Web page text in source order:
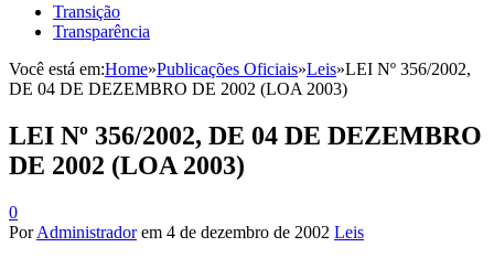
Transição
Transparência
Você está em:Home»Publicações Oficiais»Leis»LEI Nº 356/2002,
DE 04 DE DEZEMBRO DE 2002 (LOA 2003)
LEI Nº 356/2002, DE 04 DE DEZEMBRO
DE 2002 (LOA 2003)
0
PorAdministrador em 4 de dezembro de 2002 Leis